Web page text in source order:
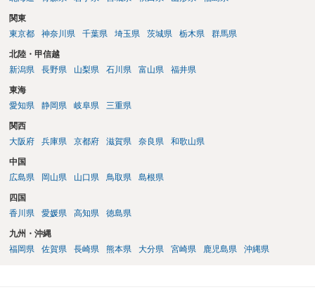
関東
東京都
神奈川県 千葉県 埼玉県 茨城県 栃木県 群馬県
北陸・甲信越
新潟県
長野県 山梨県 石川県 富山県 福井県
東海
愛知県
静岡県 岐阜県 三重県
関西
大阪府
兵庫県 京都府 滋賀県 奈良県 和歌山県
中国
広島県
岡山県 山口県 鳥取県 島根県
四国
香川県
愛媛県 高知県 徳島県
九州・沖縄
福岡県
佐賀県 長崎県 熊本県 大分県 宮崎県 鹿児島県 沖縄県